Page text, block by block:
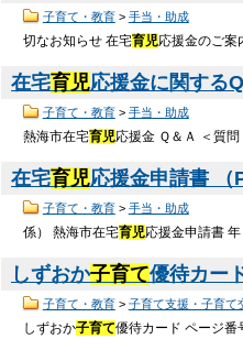
子育て・教育> 手当・助成
切なお知らせ 在宅育児応援金のご案
在宅育児応援金に関する
子育て・教育> 手当・助成
熱海市在宅育児応援金 Ｑ＆Ａ ＜質
在宅育児応援金申請書 （
子育て・教育> 手当・助成
係） 熱海市在宅育児応援金申請書
しずおか子育て優待カー
子育て・教育> 子育て支援・子育て
しずおか子育て優待カード ページ